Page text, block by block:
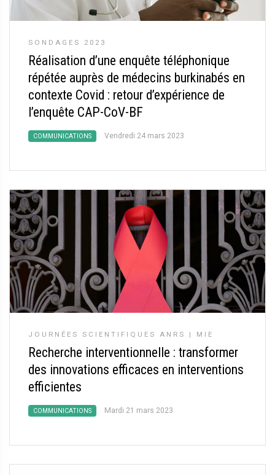
SONDAGES 2023
Réalisation d’une enquête téléphonique
répétée auprès de médecins burkinabés en
contexte Covid : retour d’expérience de
l’enquête CAP-CoV-BF
COMMUNICATIONS Vendredi 24 mars 2023
JOURNÉES SCIENTIFIQUES ANRS | MIE
Recherche interventionnelle : transformer
des innovations efficaces en interventions
efficientes
COMMUNICATIONS Mardi 21 mars 2023